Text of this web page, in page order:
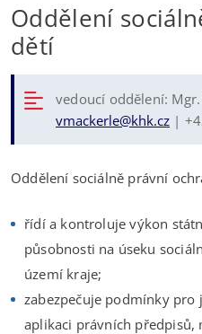
Oddělení
dětí
vedoucí oddělení:
vmackerle@khk.cz |
Oddělení sociálně právní
řídí a kontroluje výkon
působnosti na úseku
území kraje;
zabezpečuje podmínky
aplikaci právních předpisů,